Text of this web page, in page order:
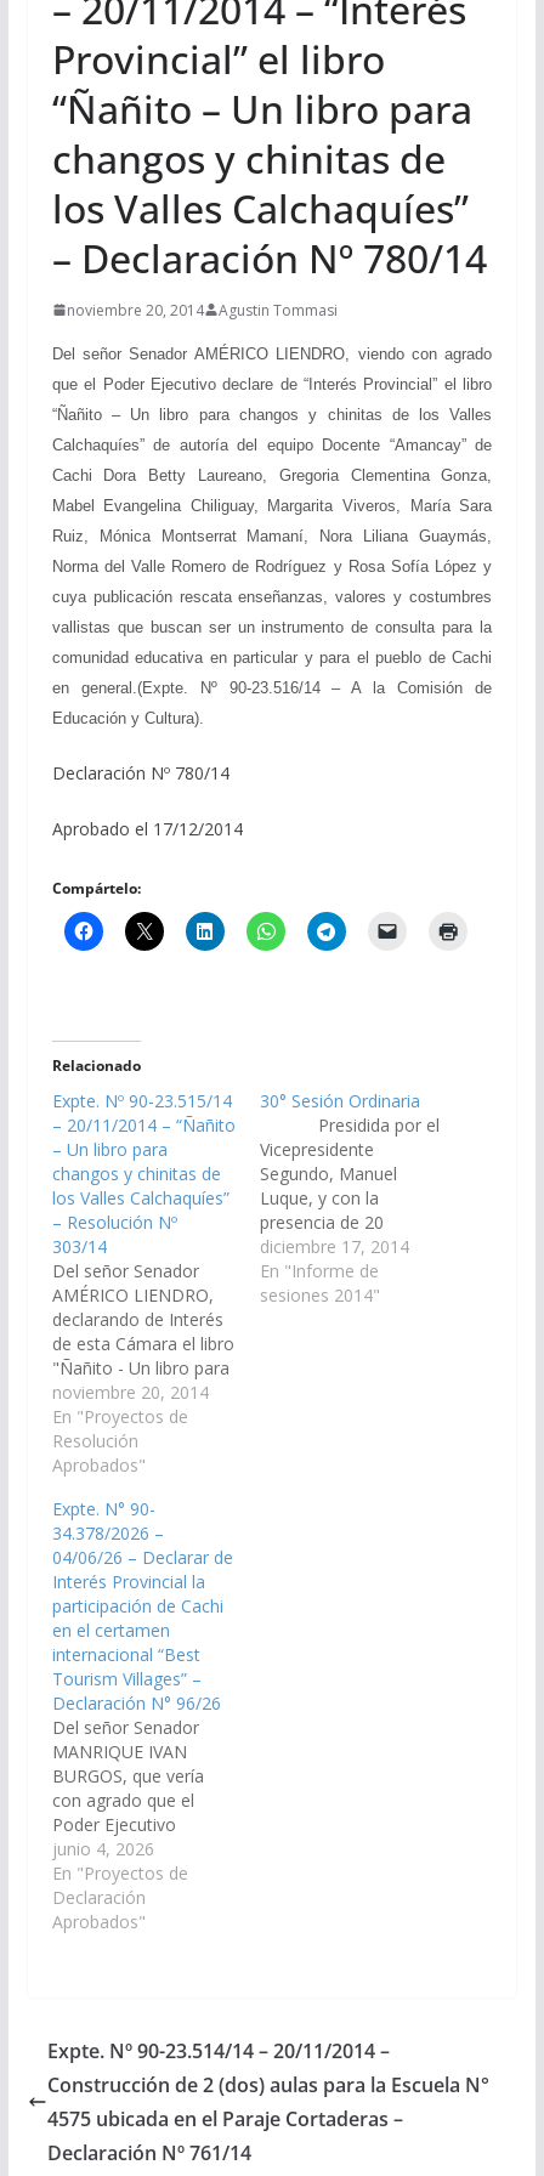
Provincial” el libro
“Ñañito – Un libro para
changos y chinitas de
los Valles Calchaquíes”
– Declaración Nº 780/14
noviembre 20, 2014 Agustin Tommasi
Del señor Senador AMÉRICO LIENDRO, viendo con agrado
que el Poder Ejecutivo declare de “Interés Provincial” el libro
“Ñañito – Un libro para changos y chinitas de los Valles
Calchaquíes” de autoría del equipo Docente “Amancay” de
Cachi Dora Betty Laureano, Gregoria Clementina Gonza,
Mabel Evangelina Chiliguay, Margarita Viveros, María Sara
Ruiz, Mónica Montserrat Mamaní, Nora Liliana Guaymás,
Norma del Valle Romero de Rodríguez y Rosa Sofía López y
cuya publicación rescata enseñanzas, valores y costumbres
vallistas que buscan ser un instrumento de consulta para la
comunidad educativa en particular y para el pueblo de Cachi
en general.(Expte. Nº 90-23.516/14 – A la Comisión de
Educación y Cultura).
Declaración Nº 780/14
Aprobado el 17/12/2014
Compártelo:
Relacionado
Expte. Nº 90-23.515/14
– 20/11/2014 – “Ñañito
– Un libro para
changos y chinitas de
los Valles Calchaquíes”
– Resolución Nº
303/14
Del señor Senador
AMÉRICO LIENDRO,
declarando de Interés
de esta Cámara el libro
"Ñañito - Un libro para
changos y chinitas de
los Valles Calchaquíes"
de autoría del equipo
Docente "Amancay"
Laureano, Gregoria
Clementina Gonza,
Mabel Evangelina
Chiliguay, Margarita
Viveros, María Sara
Ruiz, Mónica
Montserrat Mamaní,…
noviembre 20, 2014
En "Proyectos de
Resolución
Aprobados"
30° Sesión Ordinaria
Presidida por el
Vicepresidente
Segundo, Manuel
Luque, y con la
presencia de 20
senadores se llevó a
cabo la 30º Sesión
Ordinaria En el
diciembre 17, 2014
En "Informe de
sesiones 2014"
Expte. N° 90-
34.378/2026 –
04/06/26 – Declarar de
Interés Provincial la
participación de Cachi
en el certamen
internacional “Best
Tourism Villages” –
Declaración N° 96/26
Del señor Senador
MANRIQUE IVAN
BURGOS, que vería
con agrado que el
Poder Ejecutivo
Provincial, a través del
Ministerio de Turismo
y Deportes y los
organismos que
edición 2026 del
certamen internacional
"Best Tourism
Villages", organizado…
junio 4, 2026
En "Proyectos de
Declaración
Aprobados"
Expte. Nº 90-23.514/14 – 20/11/2014 –
Construcción de 2 (dos) aulas para la Escuela N°
4575 ubicada en el Paraje Cortaderas –
Declaración Nº 761/14